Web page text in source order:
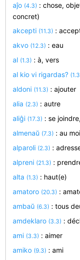
aĵo (4.3) : chose,
concret)
akcepti (11.3) :
akvo (12.3) : eau
al (1.3) : à, vers
al kio vi rigardas?
aldoni (11.3) : ajouter
alia (2.3) : autre
aliĝi (17.3) : se
almenaŭ (7.3) : au
alparoli (2.3) :
alpreni (21.3) :
alta (1.3) : haut(e)
amatoro (20.3) :
ambaŭ (6.3) : tous
amdeklaro (3.3) :
ami (3.3) : aimer
amiko (9.3) : ami